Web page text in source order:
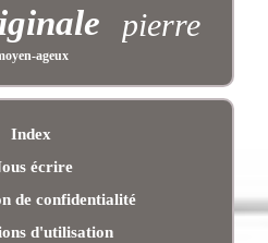
pierre
ageux
Index
écrire
de confidentialité
d'utilisation